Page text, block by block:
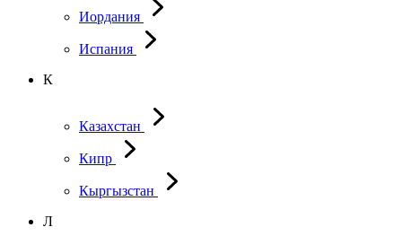
Иордания
Испания
К
Казахстан
Кипр
Кыргызстан
Л